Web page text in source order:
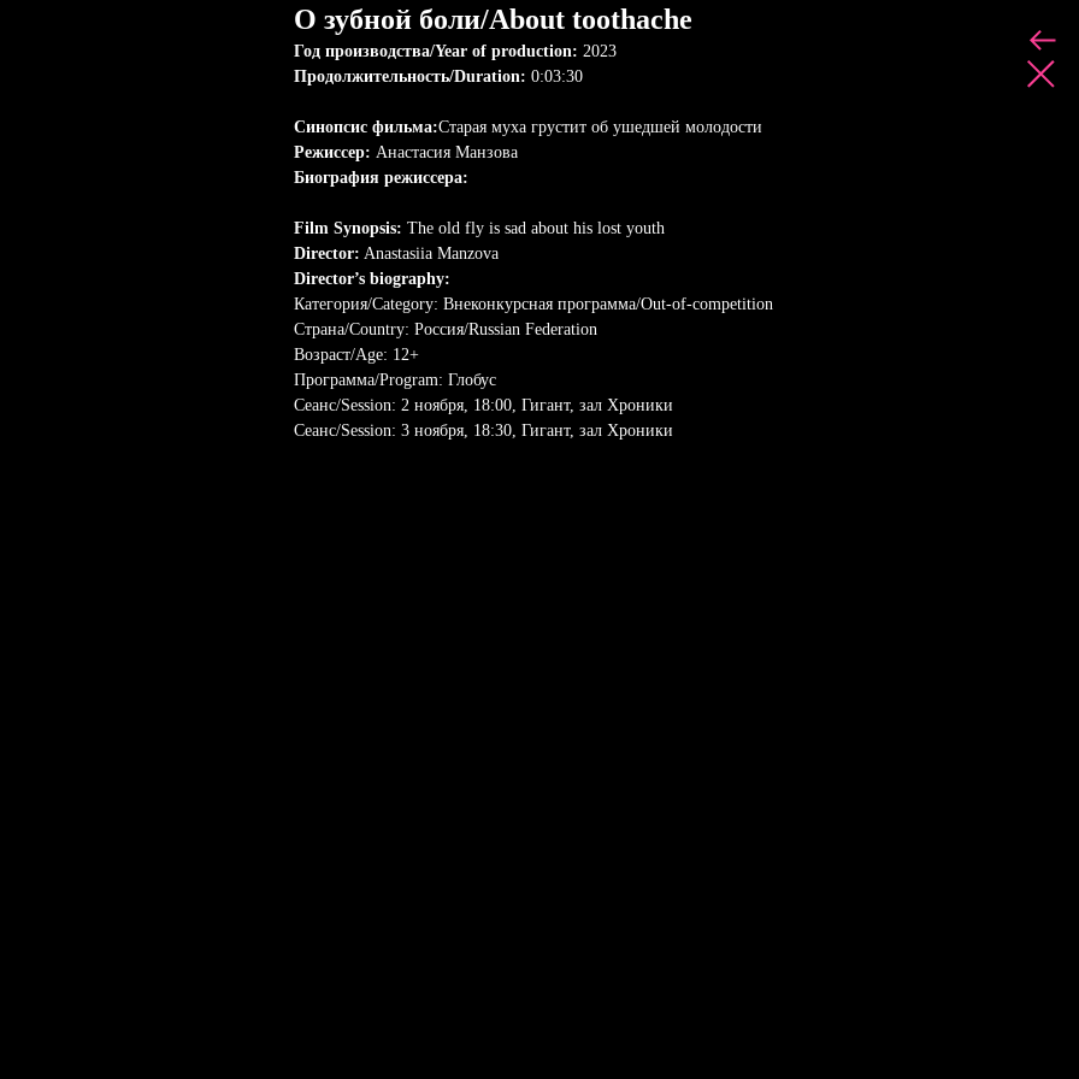
О зубной боли/About toothache
Год производства/Year of production: 2023
Продолжительность/Duration: 0:03:30
Синопсис фильма:Старая муха грустит об ушедшей молодости
Режиссер: Анастасия Манзова
Биография режиссера:
Film Synopsis: The old fly is sad about his lost youth
Director: Anastasiia Manzova
Director’s biography:
Категория/Category: Внеконкурсная программа/Out-of-competition
Страна/Country: Россия/Russian Federation
Возраст/Age: 12+
Программа/Program: Глобус
Сеанс/Session: 2 ноября, 18:00, Гигант, зал Хроники
Сеанс/Session: 3 ноября, 18:30, Гигант, зал Хроники